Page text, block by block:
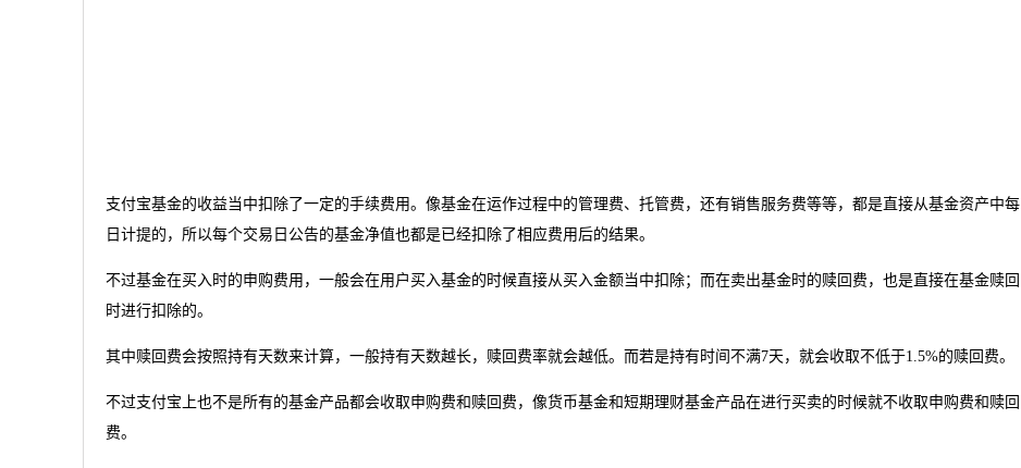
支付宝基金的收益当中扣除了一定的手续费用。像基金在运作过程中的管理费、托管费，还有销售服务费等等，都是直接从基金资产中每
日计提的，所以每个交易日公告的基金净值也都是已经扣除了相应费用后的结果。
不过基金在买入时的申购费用，一般会在用户买入基金的时候直接从买入金额当中扣除；而在卖出基金时的赎回费，也是直接在基金赎回
时进行扣除的。
其中赎回费会按照持有天数来计算，一般持有天数越长，赎回费率就会越低。而若是持有时间不满7天，就会收取不低于1.5%的赎回费。
不过支付宝上也不是所有的基金产品都会收取申购费和赎回费，像货币基金和短期理财基金产品在进行买卖的时候就不收取申购费和赎回
费。